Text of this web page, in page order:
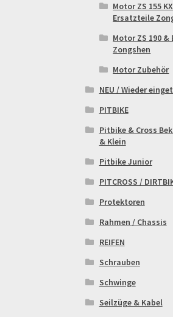
Motor ZS 155
Ersatzteile
Motor ZS 190
Zongshen
Motor Zubehör
NEU / Wieder
PITBIKE
Pitbike & Cross
& Klein
Pitbike Junior
PITCROSS /
Protektoren
Rahmen / Chassis
REIFEN
Schrauben
Schwinge
Seilzüge & Kabel